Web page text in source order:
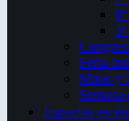
Feria
Mitos y
Espacios